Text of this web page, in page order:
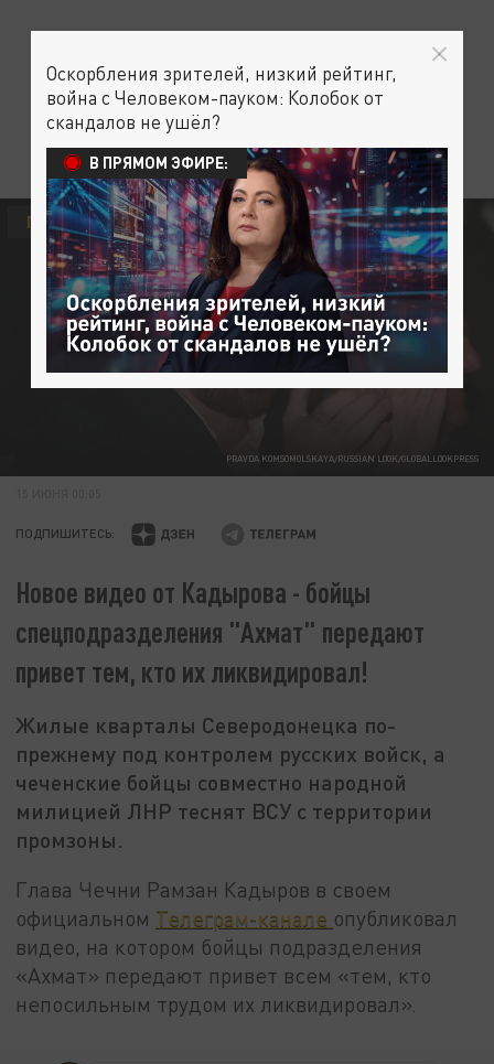
PRAVDA KOMSOMOLSKAYA/RUSSIAN LOOK/GLOBALLOOKPRESS
ПОЛИТИКА
ПОДПИШИТЕСЬ:
Новое видео от Кадырова - бойцы
спецподразделения "Ахмат" передают
привет тем, кто их ликвидировал!
Жилые кварталы Северодонецка по-
прежнему под контролем русских войск, а
чеченские бойцы совместно народной
милицией ЛНР теснят ВСУ с территории
промзоны.
Глава Чечни Рамзан Кадыров в своем
официальном Телеграм-канале опубликовал
видео, на котором бойцы подразделения
«Ахмат» передают привет всем «тем, кто
непосильным трудом их ликвидировал».
Оскорбления зрителей, низкий рейтинг,
война с Человеком-пауком: Колобок от
скандалов не ушёл?
В ПРЯМОМ ЭФИРЕ: